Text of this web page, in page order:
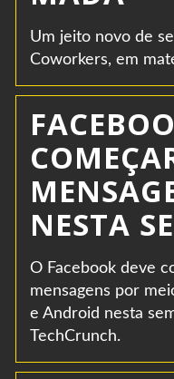
Um jeito novo de
Coworkers, em
NESTA
O Facebook deve
mensagens por
e Android nesta
TechCrunch.